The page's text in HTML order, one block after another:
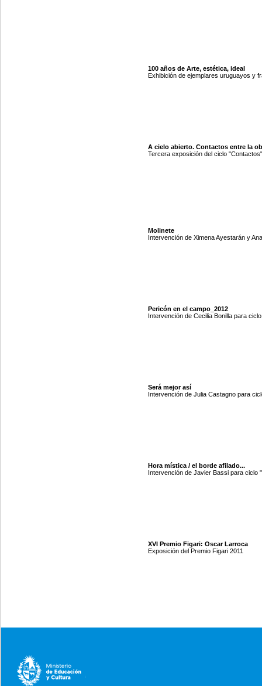
100 años de Arte, estética, ideal
Exhibición de ejemplares uruguayos y
A cielo abierto. Contactos entre la
Tercera exposición del ciclo "Contactos"
Molinete
Intervención de Ximena Ayestarán y
Pericón en el campo_2012
Intervención de Cecilia Bonilla para
Será mejor así
Intervención de Julia Castagno para
Hora mística / el borde afilado...
Intervención de Javier Bassi para ciclo
XVI Premio Figari: Oscar Larroca
Exposición del Premio Figari 2011